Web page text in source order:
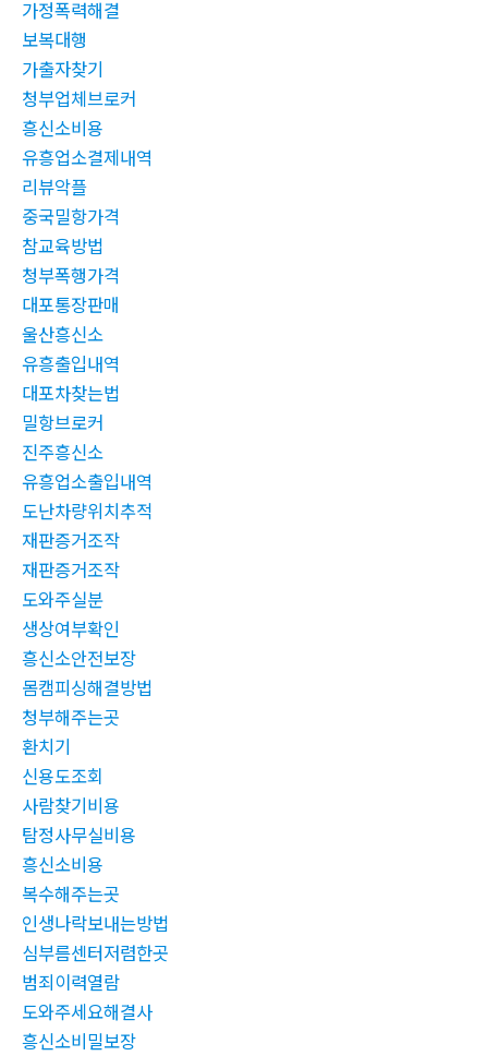
가정폭력해결
보복대행
가출자찾기
청부업체브로커
흥신소비용
유흥업소결제내역
리뷰악플
중국밀항가격
참교육방법
청부폭행가격
대포통장판매
울산흥신소
유흥출입내역
대포차찾는법
밀항브로커
진주흥신소
유흥업소출입내역
도난차량위치추적
재판증거조작
재판증거조작
도와주실분
생상여부확인
흥신소안전보장
몸캠피싱해결방법
청부해주는곳
환치기
신용도조회
사람찾기비용
탐정사무실비용
흥신소비용
복수해주는곳
인생나락보내는방법
심부름센터저렴한곳
범죄이력열람
도와주세요해결사
흥신소비밀보장